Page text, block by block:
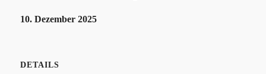
10. Dezember 2025
DETAILS